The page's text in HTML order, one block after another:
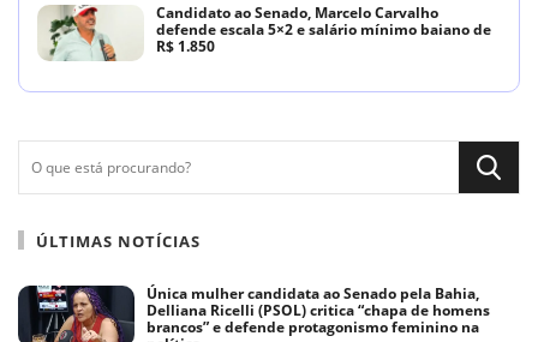
Candidato ao Senado, Marcelo Carvalho
defende escala 5×2 e salário mínimo baiano de
R$ 1.850
ÚLTIMAS NOTÍCIAS
Única mulher candidata ao Senado pela Bahia,
Delliana Ricelli (PSOL) critica “chapa de homens
brancos” e defende protagonismo feminino na